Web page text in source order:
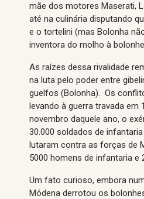
mãe dos motores Maserati,
até na culinária disputando
e o tortelini (mas Bolonha
inventora do molho à
As raízes dessa rivalidade
na luta pelo poder entre
guelfos (Bolonha). Os
levando à guerra travada em
novembro daquele ano, o
30.000 soldados de
lutaram contra as forças de
5000 homens de infantaria e
Um fato curioso, embora
Módena derrotou os